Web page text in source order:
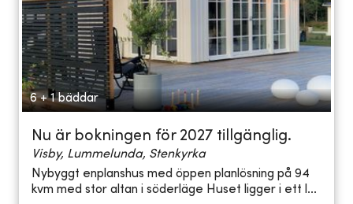
6 + 1 bäddar
Nu är bokningen för 2027 tillgänglig.
Visby, Lummelunda, Stenkyrka
Nybyggt enplanshus med öppen planlösning på 94
kvm med stor altan i söderläge Huset ligger i ett l...